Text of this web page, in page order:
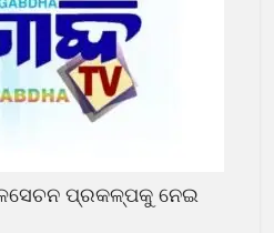
ପ୍ରକଳ୍ପକୁ ନେଇ